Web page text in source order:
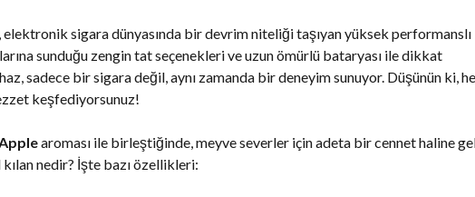
, elektronik sigara dünyasında bir devrim niteliği taşıyan yüksek
sunduğu zengin tat seçenekleri ve uzun ömürlü bataryası ile dikkat
sadece bir sigara değil, aynı zamanda bir deneyim sunuyor. Düşünün ki,
keşfediyorsunuz!
aroması ile birleştiğinde, meyve severler için adeta bir cennet haline
nedir? İşte bazı özellikleri: